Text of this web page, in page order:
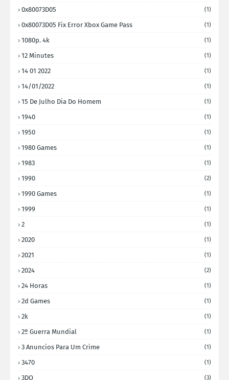
0x80073D05 (1)
0x80073D05 Fix Error Xbox Game Pass (1)
1080p. 4k (1)
12 Minutes (1)
14 01 2022 (1)
14/01/2022 (1)
15 De Julho Dia Do Homem (1)
1940 (1)
1950 (1)
1980 Games (1)
1983 (1)
1990 (2)
1990 Games (1)
1999 (1)
2 (1)
2020 (1)
2021 (1)
2024 (2)
24 Horas (1)
2d Games (1)
2k (1)
2º Guerra Mundial (1)
3 Anuncios Para Um Crime (1)
3470 (1)
3DO (3)